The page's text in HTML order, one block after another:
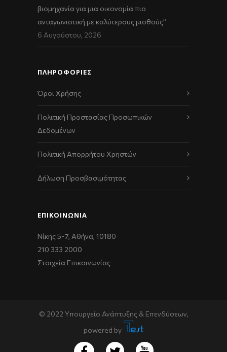
βιομηχανία για μια οικονομία πιο
ανταγωνιστική με καλύτερους μισθούς”
6 Αυγούστου, 2026
ΠΛΗΡΟΦΟΡΙΕΣ
Όροι Χρήσης
Πολιτική Προστασίας Προσωπικών
Δεδομένων
Πολιτική Απορρήτου Χρηστών
Δήλωση Προσβασιμότητας
ΕΠΙΚΟΙΝΩΝΊΑ
Νίκης 5-7, Αθήνα, 10180
210 333 2000
Στοιχεία Επικοινωνίας
© 2022 Υπουργείο Ανάπτυξης & Επενδύσεων,
powered by